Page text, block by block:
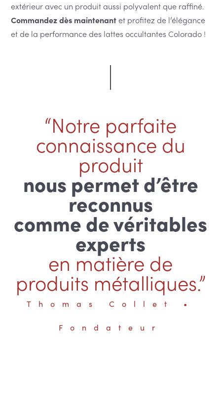
extérieur avec un produit aussi polyvalent que raffiné.
Commandez dès maintenantet profitez de l’élégance
et de la performance des lattes occultantes Colorado !
“Notre parfaite
connaissance du
produit
nous permet d’être
reconnus
comme de véritables
experts
en matière de
produits métalliques.”
Thomas Collet •
Fondateur